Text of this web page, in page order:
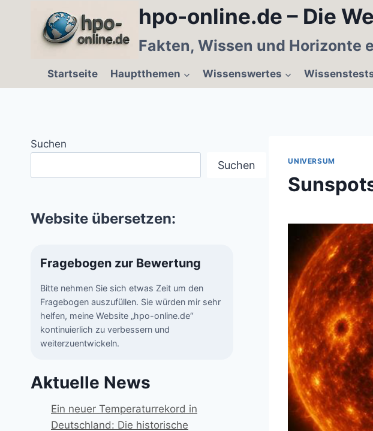
hpo-online.de – Die
Fakten, Wissen und Horizonte
Startseite Hauptthemen Wissenswertes
UNIVERSUM
Suchen
Suchen
Website übersetzen:
Fragebogen zur Bewertung
Bitte nehmen Sie sich etwas Zeit um den
Fragebogen auszufüllen. Sie würden mir sehr
helfen, meine Website „hpo-online.de“
kontinuierlich zu verbessern und
weiterzuentwickeln.
Aktuelle News
Ein neuer Temperaturrekord in
Deutschland: Die historische